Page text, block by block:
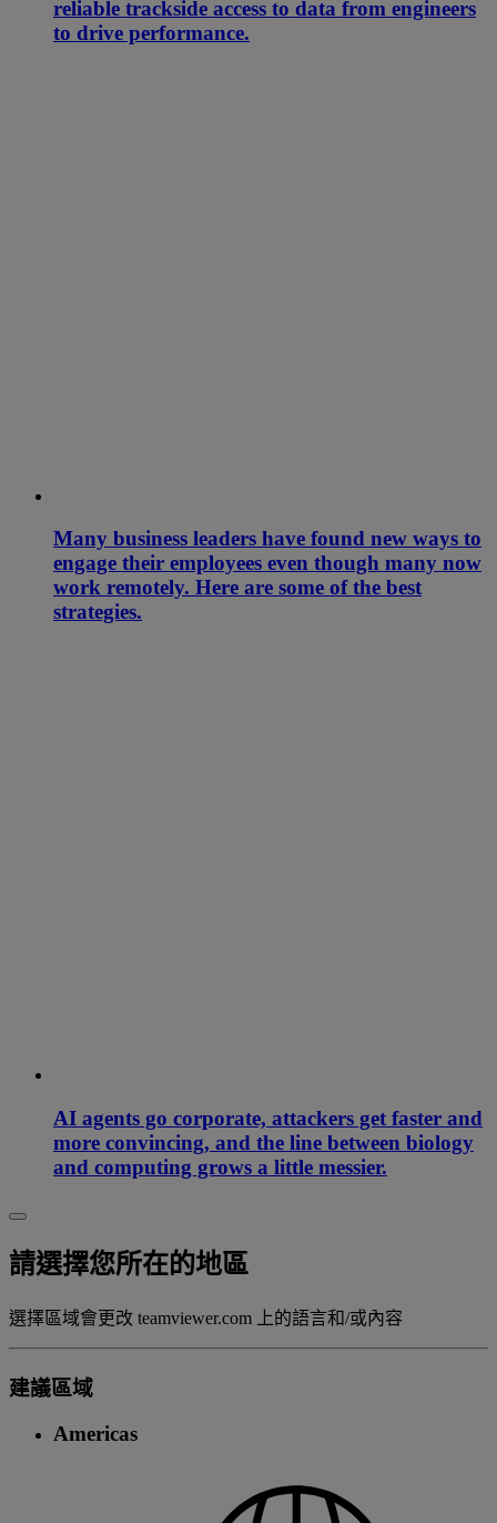
reliable trackside access to data from engineers
to drive performance.
Many business leaders have found new ways to
engage their employees even though many now
work remotely. Here are some of the best
strategies.
AI agents go corporate, attackers get faster and
more convincing, and the line between biology
and computing grows a little messier.
請選擇您所在的地區
選擇區域會更改 teamviewer.com 上的語言和/或內容
建議區域
Americas